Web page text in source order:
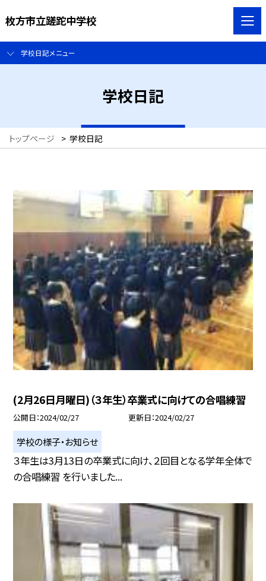
枚方市立蹉跎中学校
学校日記メニュー
学校日記
トップページ > 学校日記
(2月26日月曜日)（３年生）卒業式に向けての合唱練習
公開日 2024/02/27 更新日 2024/02/27
学校の様子・お知らせ
３年生は3月13日の卒業式に向け、２回目となる学年全体で
の合唱練習 を行いました...